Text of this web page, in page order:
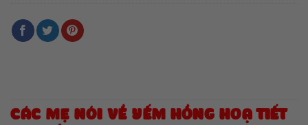
CÁC MẸ NÓI VỀ YẾM HỒNG HOẠ TIẾT